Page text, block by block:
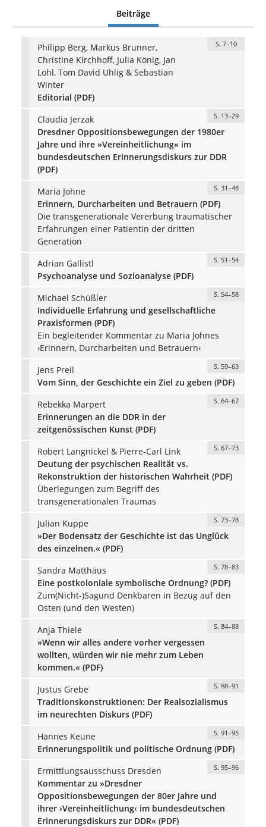
Beiträge
Philipp Berg, Markus Brunner,
Christine Kirchhoff, Julia König, Jan
Lohl, Tom David Uhlig & Sebastian
Winter
S. 7–10
Editorial (PDF)
Claudia Jerzak
S. 13–29
Dresdner Oppositionsbewegungen der 1980er
Jahre und ihre »Vereinheitlichung« im
bundesdeutschen Erinnerungsdiskurs zur DDR
(PDF)
Maria Johne
S. 31–48
Erinnern, Durcharbeiten und Betrauern (PDF)
Die transgenerationale Vererbung traumatischer
Erfahrungen einer Patientin der dritten
Generation
Adrian Gallistl
S. 51–54
Psychoanalyse und Sozioanalyse (PDF)
Michael Schüßler
S. 54–58
Individuelle Erfahrung und gesellschaftliche
Praxisformen (PDF)
Ein begleitender Kommentar zu Maria Johnes
›Erinnern, Durcharbeiten und Betrauern‹
Jens Preil
S. 59–63
Vom Sinn, der Geschichte ein Ziel zu geben (PDF)
Rebekka Marpert
S. 64–67
Erinnerungen an die DDR in der
zeitgenössischen Kunst (PDF)
Robert Langnickel & Pierre-Carl Link
S. 67–73
Deutung der psychischen Realität vs.
Rekonstruktion der historischen Wahrheit (PDF)
Überlegungen zum Begriff des
transgenerationalen Traumas
Julian Kuppe
S. 73–78
»Der Bodensatz der Geschichte ist das Unglück
des einzelnen.« (PDF)
Sandra Matthäus
S. 78–83
Eine postkoloniale symbolische Ordnung? (PDF)
Zum(Nicht-)Sagund Denkbaren in Bezug auf den
Osten (und den Westen)
Anja Thiele
S. 84–88
»Wenn wir alles andere vorher vergessen
wollten, würden wir nie mehr zum Leben
kommen.« (PDF)
Justus Grebe
S. 88–91
Traditionskonstruktionen: Der Realsozialismus
im neurechten Diskurs (PDF)
Hannes Keune
S. 91–95
Erinnerungspolitik und politische Ordnung (PDF)
Ermittlungsausschuss Dresden
S. 95–96
Kommentar zu »Dresdner
Oppositionsbewegungen der 80er Jahre und
ihrer ›Vereinheitlichung‹ im bundesdeutschen
Erinnerungsdiskurs zur DDR« (PDF)